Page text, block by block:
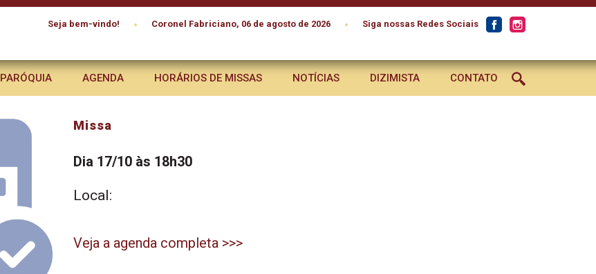
Seja bem-vindo! • Coronel Fabriciano, 06 de agosto de 2026 • Siga nossas Redes Sociais
PARÓQUIA AGENDA HORÁRIOS DE MISSAS NOTÍCIAS DIZIMISTA CONTATO
Missa
Dia 17/10 às 18h30
Local:
Veja a agenda completa >>>